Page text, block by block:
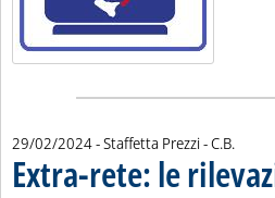
29/02/2024- Staffetta Prezzi -di:
C.B.
Extra-rete: le